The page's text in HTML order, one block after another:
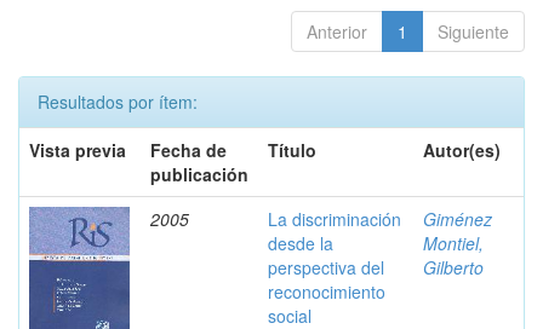
Anterior 1 Siguiente
Resultados por ítem:
Vista previa
Fecha de
publicación
Título Autor(es)
2005
La discriminación
desde la
perspectiva del
reconocimiento
social
Giménez
Montiel,
Gilberto